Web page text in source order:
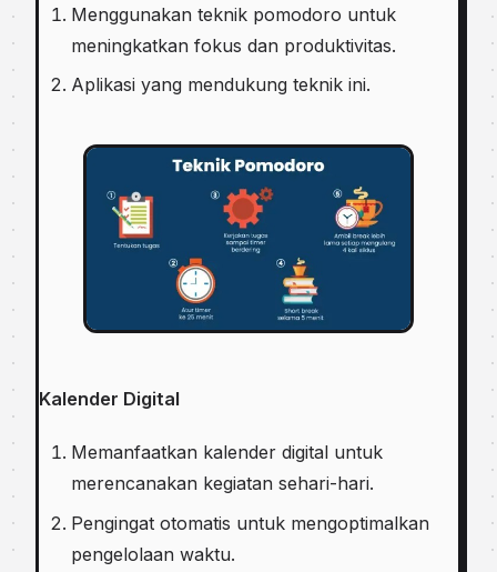
Menggunakan teknik pomodoro untuk
meningkatkan fokus dan produktivitas.
Aplikasi yang mendukung teknik ini.
Kalender Digital
Memanfaatkan kalender digital untuk
merencanakan kegiatan sehari-hari.
Pengingat otomatis untuk mengoptimalkan
pengelolaan waktu.